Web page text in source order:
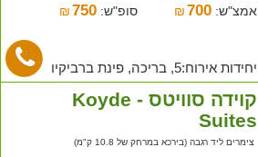
אמצ"ש:
₪700 סופ"ש: ₪ 750
יחידות אירוח:5, בריכה, פינת ברביקיו
קוידה סוויטס - Koyde
Suites
צימרים ליד רגבה (בירכא במרחק של 10.8 ק"מ)